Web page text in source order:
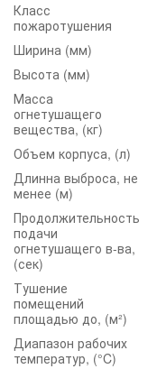
Класс
пожаротушения
Ширина (мм)
Высота (мм)
Масса
огнетушащего
вещества, (кг)
Объем корпуса, (л)
Длинна выброса, не
менее (м)
Продолжительность
подачи
огнетушащего в-ва,
(сек)
Тушение
помещений
площадью до, (м²)
Диапазон рабочих
температур, (°C)